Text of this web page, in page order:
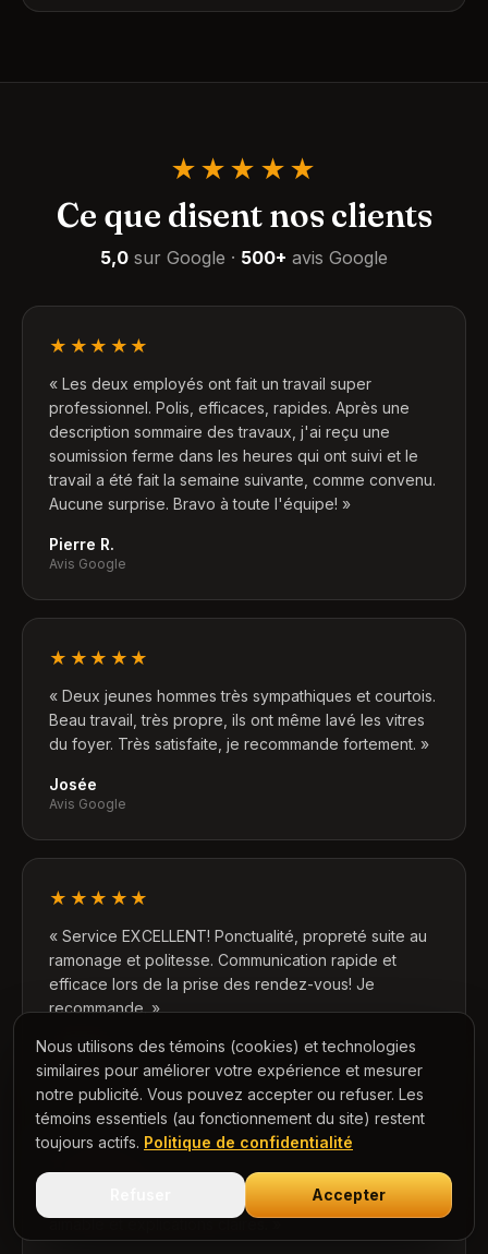
★★★★★
Ce que disent nos clients
5,0 sur Google · 500+ avis Google
★★★★★
« Les deux employés ont fait un travail super
professionnel. Polis, efficaces, rapides. Après une
description sommaire des travaux, j'ai reçu une
soumission ferme dans les heures qui ont suivi et le
travail a été fait la semaine suivante, comme convenu.
Aucune surprise. Bravo à toute l'équipe! »
Pierre R.
Avis Google
★★★★★
« Deux jeunes hommes très sympathiques et courtois.
Beau travail, très propre, ils ont même lavé les vitres
du foyer. Très satisfaite, je recommande fortement. »
Josée
Avis Google
★★★★★
« Service EXCELLENT! Ponctualité, propreté suite au
ramonage et politesse. Communication rapide et
efficace lors de la prise des rendez-vous! Je
recommande.»
Manon D.
Avis Google
Très efficaces, bon prix, compétents, service
aimable et explications claires.»
Nous utilisons des témoins (cookies) et technologies
similaires pour améliorer votre expérience et mesurer
notre publicité. Vous pouvez accepter ou refuser. Les
témoins essentiels (au fonctionnement du site) restent
toujours actifs. Politique de confidentialité
Accepter